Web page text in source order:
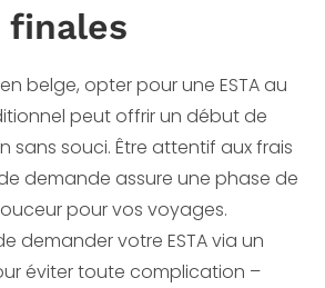
finales
belge, opter pour une ESTA au
peut offrir un début de
sans souci. Être attentif aux frais
demande assure une phase de
pour vos voyages.
demander votre ESTA via un
éviter toute complication –